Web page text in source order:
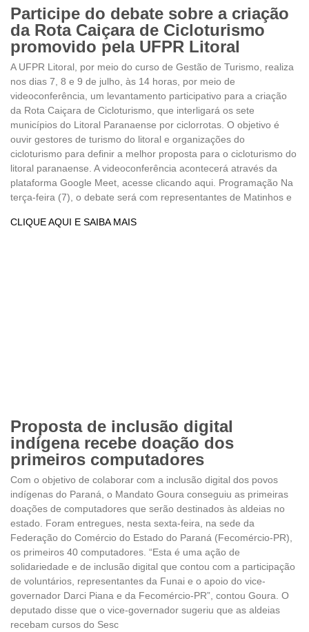
Participe do debate sobre a criação
da Rota Caiçara de Cicloturismo
promovido pela UFPR Litoral
A UFPR Litoral, por meio do curso de Gestão de Turismo, realiza
nos dias 7, 8 e 9 de julho, às 14 horas, por meio de
videoconferência, um levantamento participativo para a criação
da Rota Caiçara de Cicloturismo, que interligará os sete
municípios do Litoral Paranaense por ciclorrotas. O objetivo é
ouvir gestores de turismo do litoral e organizações do
cicloturismo para definir a melhor proposta para o cicloturismo do
litoral paranaense. A videoconferência acontecerá através da
plataforma Google Meet, acesse clicando aqui. Programação Na
terça-feira (7), o debate será com representantes de Matinhos e
CLIQUE AQUI E SAIBA MAIS
Proposta de inclusão digital
indígena recebe doação dos
primeiros computadores
Com o objetivo de colaborar com a inclusão digital dos povos
indígenas do Paraná, o Mandato Goura conseguiu as primeiras
doações de computadores que serão destinados às aldeias no
estado. Foram entregues, nesta sexta-feira, na sede da
Federação do Comércio do Estado do Paraná (Fecomércio-PR),
os primeiros 40 computadores. “Esta é uma ação de
solidariedade e de inclusão digital que contou com a participação
de voluntários, representantes da Funai e o apoio do vice-
governador Darci Piana e da Fecomércio-PR”, contou Goura. O
deputado disse que o vice-governador sugeriu que as aldeias
recebam cursos do Sesc